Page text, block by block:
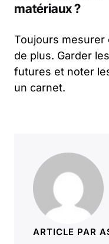
matériaux ?
Toujours mesurer
de plus. Garder
futures et noter
un carnet.
ARTICLE PAR